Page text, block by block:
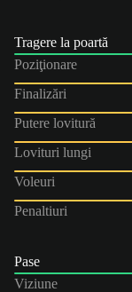
Tragere la poartă
Poziţionare
Finalizări
Putere lovitură
Lovituri lungi
Voleuri
Penaltiuri
Pase
Viziune